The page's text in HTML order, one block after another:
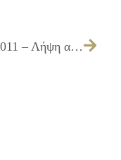
018/2011 – Λήψη απόφασης για χορήγηση αδειών ίδρυσης & λειτουργίας καταστημάτων υγειονομικού ενδιαφέροντος